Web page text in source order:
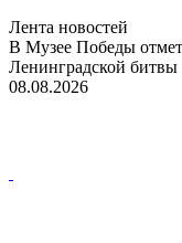
Лента новостей
В Музее Победы
Ленинградской битвы
08.08.2026